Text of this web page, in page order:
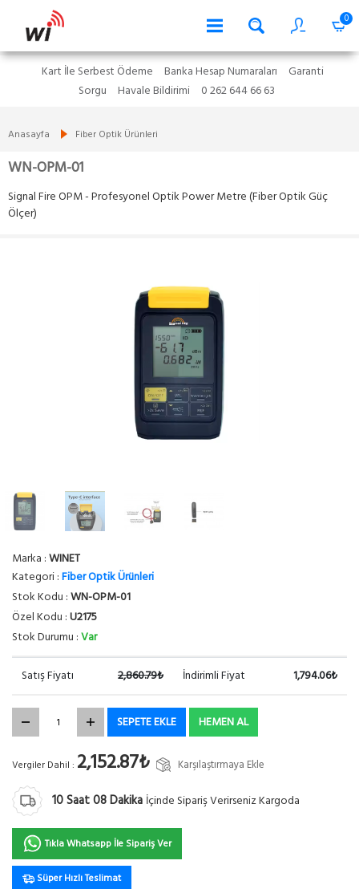
0
Kart İle Serbest Ödeme Banka Hesap Numaraları
Garanti
Sorgu
Havale Bildirimi 0 262 644 66 63
Anasayfa Fiber Optik Ürünleri
WN-OPM-01
Signal Fire OPM - Profesyonel Optik Power Metre (Fiber Optik Güç
Ölçer)
Marka :WINET
Kategori :Fiber Optik Ürünleri
Stok Kodu :WN-OPM-01
Özel Kodu :U2175
Stok Durumu :Var
Satış Fiyatı 2,860.79₺ İndirimli Fiyat 1,794.06₺
SEPETE EKLE HEMEN AL
Vergiler Dahil : 2,152.87₺ Karşılaştırmaya Ekle
10Saat08Dakika İçinde Sipariş Verirseniz Kargoda
Tıkla Whatsapp İle Sipariş Ver
Süper Hızlı Teslimat